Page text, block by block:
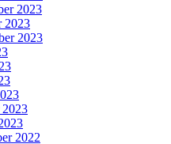
2023
2023
2023
2023
2022